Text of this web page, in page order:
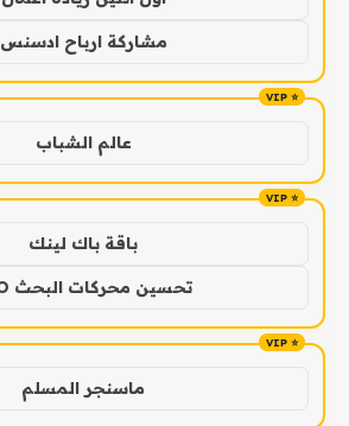
مشاركة ارباح ادسنس
عالم الشباب
باقة باك لينك
تحسين محركات البحث SEO
ماسنجر المسلم